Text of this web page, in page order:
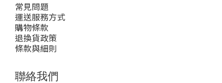
常見問題
運送服務方式
購物條款
退換貨政策
條款與細則
聯絡我們